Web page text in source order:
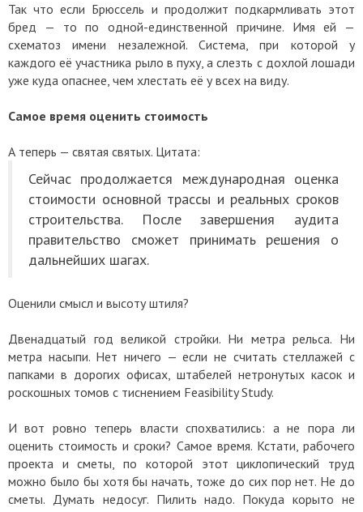
Так что если Брюссель и продолжит подкармливать этот
бред — то по одной-единственной причине. Имя ей —
схематоз имени незалежной. Система, при которой у
каждого её участника рыло в пуху, а слезть с дохлой лошади
уже куда опаснее, чем хлестать её у всех на виду.
Самое время оценить стоимость
А теперь — святая святых. Цитата:
Сейчас продолжается международная оценка
стоимости основной трассы и реальных сроков
строительства. После завершения аудита
правительство сможет принимать решения о
дальнейших шагах.
Оценили смысл и высоту штиля?
Двенадцатый год великой стройки. Ни метра рельса. Ни
метра насыпи. Нет ничего — если не считать стеллажей с
папками в дорогих офисах, штабелей нетронутых касок и
роскошных томов с тиснением Feasibility Study.
И вот ровно теперь власти спохватились: а не пора ли
оценить стоимость и сроки? Самое время. Кстати, рабочего
проекта и сметы, по которой этот циклопический труд
можно было бы хотя бы начать, тоже до сих пор нет. Не до
сметы. Думать недосуг. Пилить надо. Покуда корыто не